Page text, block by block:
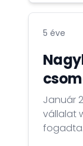
5 éve
Január
vállalat
fogadta.